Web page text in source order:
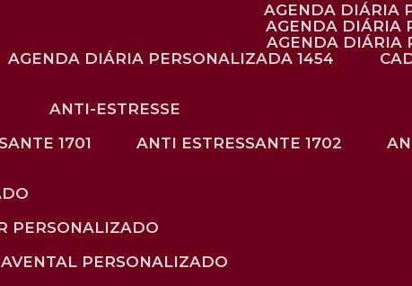
AGENDA DIÁRIA
AGENDA
AGENDA
AGENDA DIÁRIA PERSONALIZADA 1454
ANTI-ESTRESSE
1701 ANTI ESTRESSANTE 1702
PERSONALIZADO
AVENTAL PERSONALIZADO